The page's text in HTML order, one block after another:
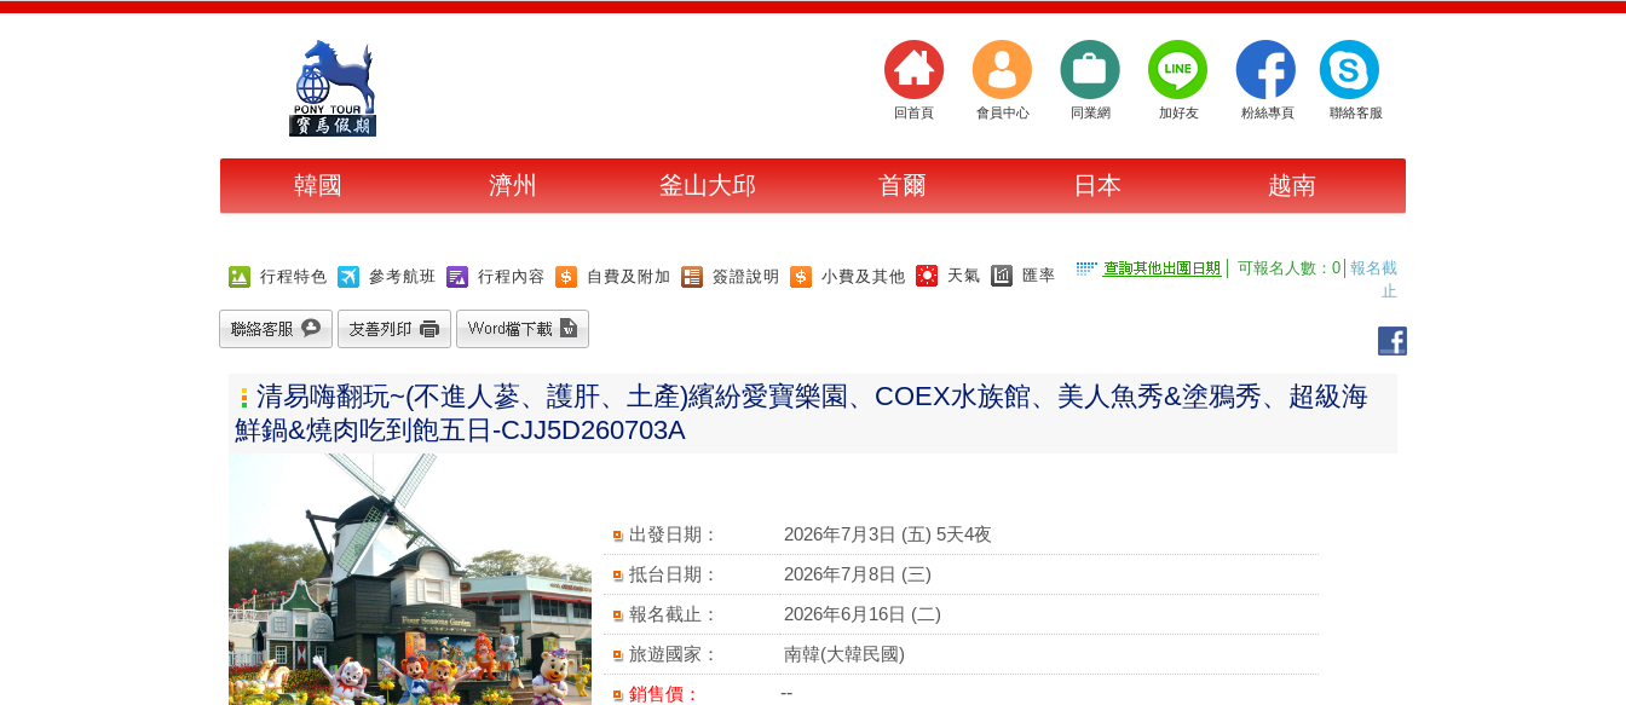
聯絡客服
粉絲專頁
加好友
同業網
會員中心
回首頁
韓國 濟州 釜山大邱 首爾 日本 越南
行程特色 參考航班 行程內容 自費及附加 簽證說明 小費及其他 天氣 匯率 │ 可報名人數：0│ 報名截
止
清易嗨翻玩~(不進人蔘、護肝、土產)繽紛愛寶樂園、COEX水族館、美人魚秀&塗鴉秀、超級海
鮮鍋&燒肉吃到飽五日-CJJ5D260703A
出發日期：
2026年7月3日 (五) 5天4夜
抵台日期：
2026年7月8日 (三)
報名截止：
2026年6月16日 (二)
旅遊國家：
南韓(大韓民國)
銷售價：
--